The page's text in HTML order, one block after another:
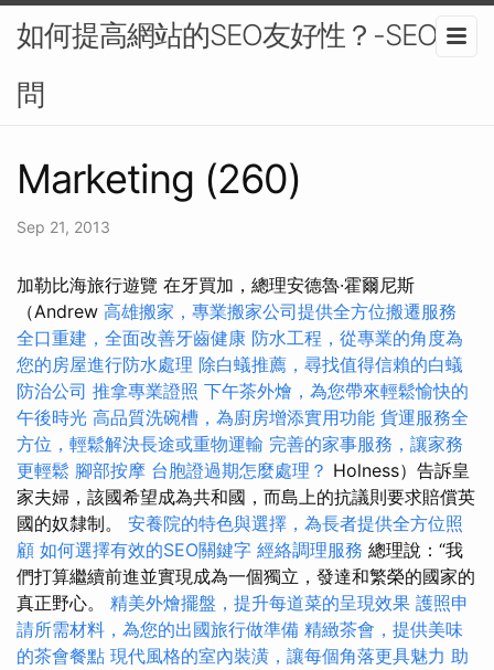
如何提高網站的SEO友好性？-SEO顧
問
Marketing (260)
Sep 21, 2013
加勒比海旅行遊覽 在牙買加，總理安德魯·霍爾尼斯
（Andrew 高雄搬家，專業搬家公司提供全方位搬遷服務
全口重建，全面改善牙齒健康 防水工程，從專業的角度為
您的房屋進行防水處理 除白蟻推薦，尋找值得信賴的白蟻
防治公司 推拿專業證照 下午茶外燴，為您帶來輕鬆愉快的
午後時光 高品質洗碗槽，為廚房增添實用功能 貨運服務全
方位，輕鬆解決長途或重物運輸 完善的家事服務，讓家務
更輕鬆 腳部按摩 台胞證過期怎麼處理？ Holness）告訴皇
家夫婦，該國希望成為共和國，而島上的抗議則要求賠償英
國的奴隸制。 安養院的特色與選擇，為長者提供全方位照
顧 如何選擇有效的SEO關鍵字 經絡調理服務 總理說：“我
們打算繼續前進並實現成為一個獨立，發達和繁榮的國家的
真正野心。 精美外燴擺盤，提升每道菜的呈現效果 護照申
請所需材料，為您的出國旅行做準備 精緻茶會，提供美味
的茶會餐點 現代風格的室內裝潢，讓每個角落更具魅力 助